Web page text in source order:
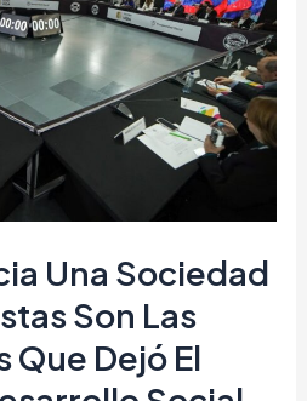
Una Sociedad
Son Las
Que Dejó El